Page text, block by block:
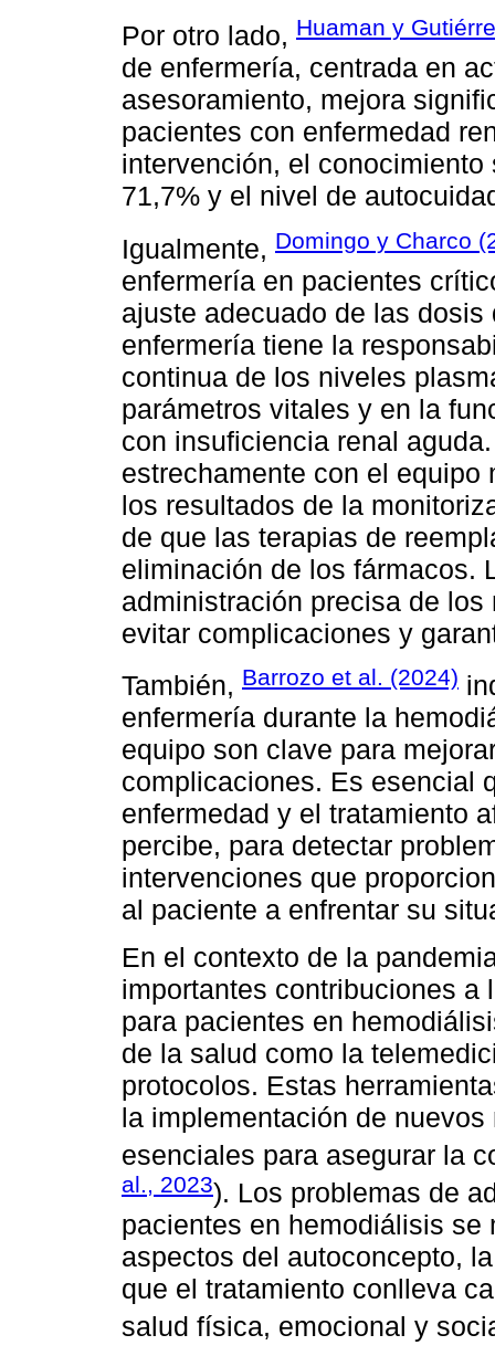
Por otro lado, Huaman y
de enfermería, centrada en
asesoramiento, mejora
pacientes con enfermedad
intervención, el
71,7% y el nivel de
Igualmente, Domingo y Charco
enfermería en pacientes
ajuste adecuado de las
enfermería tiene la
continua de los niveles
parámetros vitales y en la
con insuficiencia renal
estrechamente con el
los resultados de la
de que las terapias de
eliminación de los fármacos.
administración precisa de
evitar complicaciones y
También, Barrozo et al. (2024)
enfermería durante la
equipo son clave para
complicaciones. Es esencial
enfermedad y el tratamiento
percibe, para detectar
intervenciones que
al paciente a enfrentar su
En el contexto de la
importantes contribuciones a
para pacientes en
de la salud como la
protocolos. Estas
la implementación de
esenciales para asegurar la
al., 2023). Los problemas de
pacientes en hemodiálisis se
aspectos del autoconcepto,
que el tratamiento conlleva
salud física, emocional y